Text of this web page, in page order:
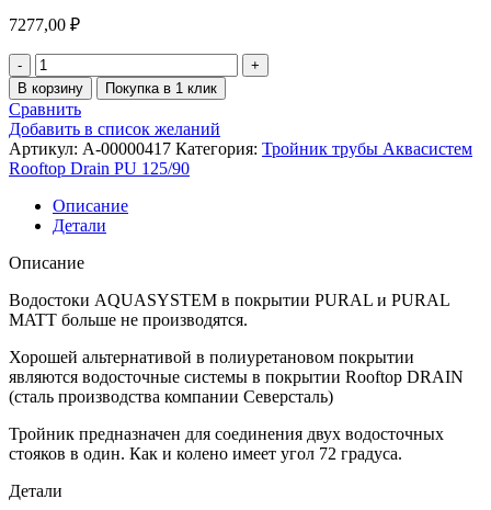
7277,00 ₽
В корзину Покупка в 1 клик
Сравнить
Добавить в список желаний
Артикул: A-00000417 Категория: Тройник трубы Аквасистем
Rooftop Drain PU 125/90
Описание
Детали
Описание
Водостоки AQUASYSTEM в покрытии PURAL и PURAL
MATT больше не производятся.
Хорошей альтернативой в полиуретановом покрытии
являются водосточные системы в покрытии Rooftop DRAIN
(сталь производства компании Северсталь)
Тройник предназначен для соединения двух водосточных
стояков в один. Как и колено имеет угол 72 градуса.
Детали